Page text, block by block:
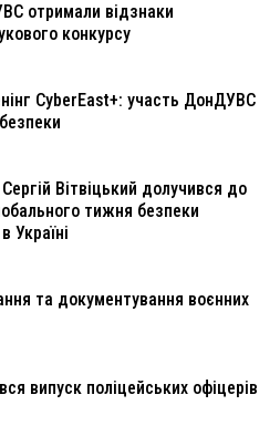
отримали відзнаки
конкурсу
CyberEast+: участь ДонДУВС
Вітвіцький долучився до
тижня безпеки
Україні
та документування воєнних
випуск поліцейських офіцерів